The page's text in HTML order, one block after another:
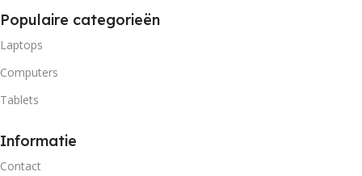
Populaire categorieën
Laptops
Computers
Tablets
Informatie
Contact